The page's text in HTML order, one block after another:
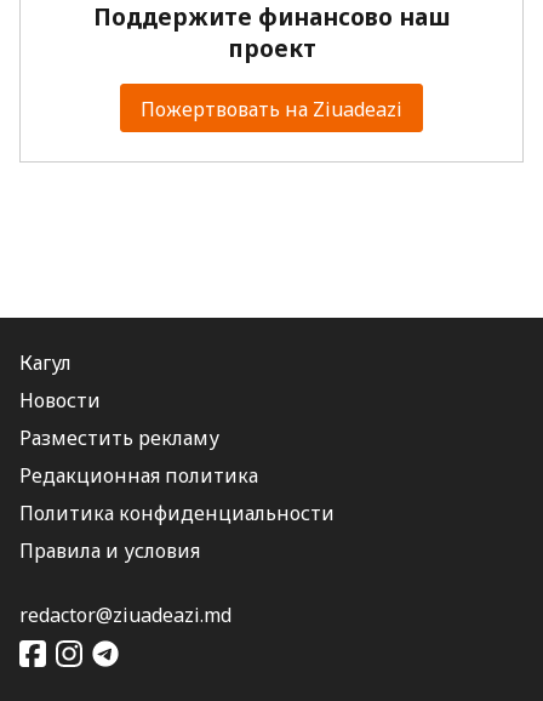
Поддержите финансово наш
проект
Пожертвовать на Ziuadeazi
Кагул
Новости
Разместить рекламу
Редакционная политика
Политика конфиденциальности
Правила и условия
redactor@ziuadeazi.md